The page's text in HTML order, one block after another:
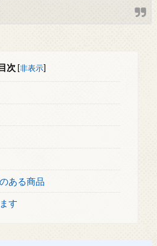
目次 [非表示]
ある商品
す